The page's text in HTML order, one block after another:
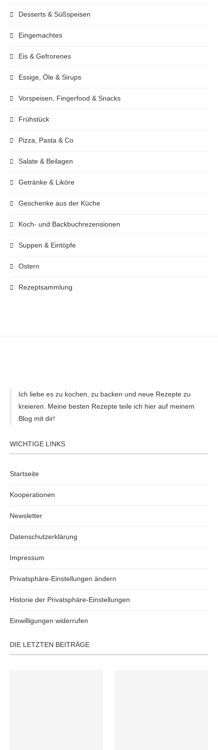
Desserts & Süßspeisen
Eingemachtes
Eis & Gefrorenes
Essige, Öle & Sirups
Vorspeisen, Fingerfood & Snacks
Frühstück
Pizza, Pasta & Co
Salate & Beilagen
Getränke & Liköre
Geschenke aus der Küche
Koch- und Backbuchrezensionen
Suppen & Eintöpfe
Ostern
Rezeptsammlung
Ich liebe es zu kochen, zu backen und neue Rezepte zu
kreieren. Meine besten Rezepte teile ich hier auf meinem
Blog mit dir!
WICHTIGE LINKS
Startseite
Kooperationen
Newsletter
Datenschutzerklärung
Impressum
Privatsphäre-Einstellungen ändern
Historie der Privatsphäre-Einstellungen
Einwilligungen widerrufen
DIE LETZTEN BEITRÄGE